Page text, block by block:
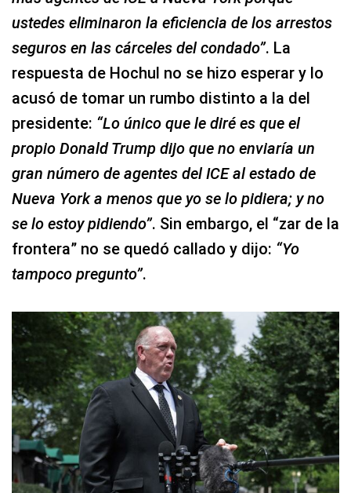
ustedes eliminaron la eficiencia de los arrestos
seguros en las cárceles del condado”. La
respuesta de Hochul no se hizo esperar y lo
acusó de tomar un rumbo distinto a la del
presidente: “Lo único que le diré es que el
propio Donald Trump dijo que no enviaría un
gran número de agentes del ICE al estado de
Nueva York a menos que yo se lo pidiera; y no
se lo estoy pidiendo”. Sin embargo, el “zar de la
frontera” no se quedó callado y dijo: “Yo
tampoco pregunto”.